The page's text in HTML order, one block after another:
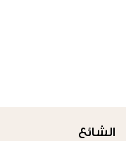
الشائع